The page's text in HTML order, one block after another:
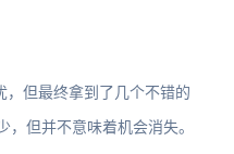
但最终拿到了几个不错的
但并不意味着机会消失。